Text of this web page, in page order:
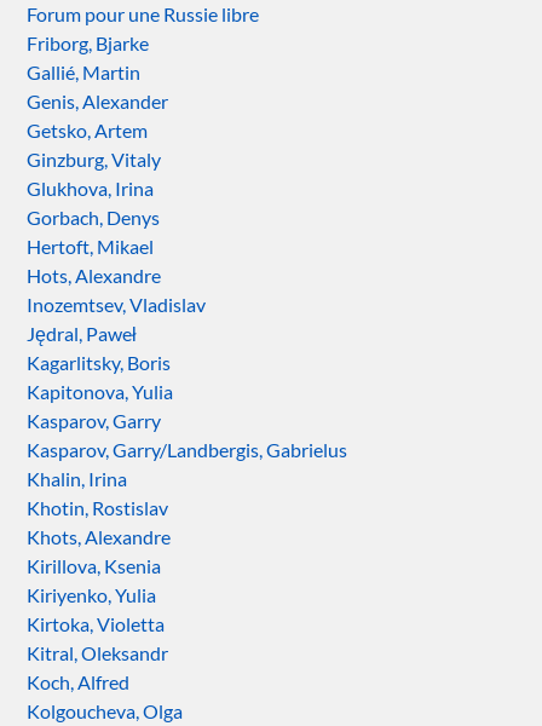
Forum pour une Russie libre
Friborg, Bjarke
Gallié, Martin
Genis, Alexander
Getsko, Artem
Ginzburg, Vitaly
Glukhova, Irina
Gorbach, Denys
Hertoft, Mikael
Hots, Alexandre
Inozemtsev, Vladislav
Jędral, Paweł
Kagarlitsky, Boris
Kapitonova, Yulia
Kasparov, Garry
Kasparov, Garry/Landbergis, Gabrielus
Khalin, Irina
Khotin, Rostislav
Khots, Alexandre
Kirillova, Ksenia
Kiriyenko, Yulia
Kirtoka, Violetta
Kitral, Oleksandr
Koch, Alfred
Kolgoucheva, Olga